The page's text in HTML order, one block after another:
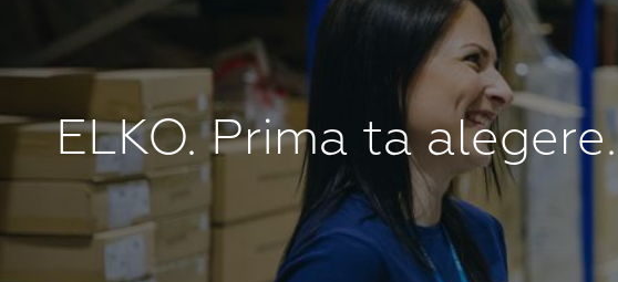
ELKO. Prima ta alegere.